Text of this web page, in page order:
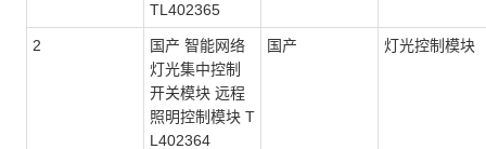
TL402365
2
国产 智能网络
灯光集中控制
开关模块 远程
照明控制模块 T
L402364
国产 灯光控制模块